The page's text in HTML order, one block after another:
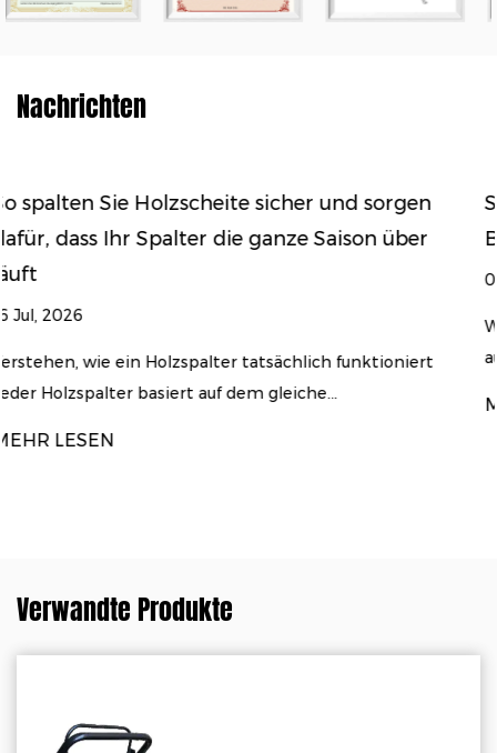
Nachrichten
sorgen
über
funktioniert
So wählen Sie den richtigen
Brennholzvolumen und Ihre
Warum es bei der Auswahl eines
auf die Leistung ankommt A Holzspalter
MEHR LESEN
Verwandte Produkte